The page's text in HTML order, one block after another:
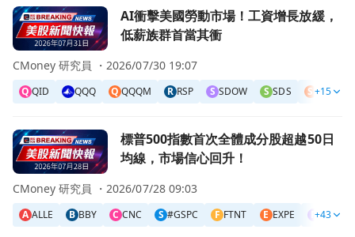
前往AI衝擊美國勞動市場！工資增長放緩，低薪族群首當其
AI衝擊美國勞動市場！工資增長放緩，
低薪族群首當其衝
QQID QQQ QQQQM R RSP S SDOW S SDS S SH
+15
CMoney 研究員 ・2026/07/30 19:07
前往標普500指數首次全體成分股超越50日均線，市場信心
標普500指數首次全體成分股超越50日
均線，市場信心回升！
A ALLE B BBY C CNC S #GSPC F FTNT E EXPE F FFIV
+43
CMoney 研究員 ・2026/07/28 09:03